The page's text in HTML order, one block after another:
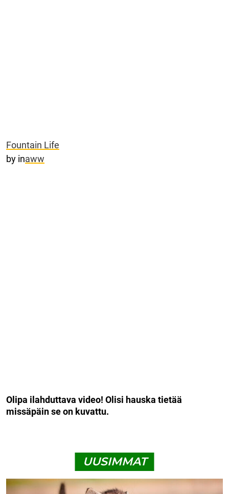
Fountain Life
by inaww
Olipa ilahduttava video! Olisi hauska tietää
missäpäin se on kuvattu.
UUSIMMAT